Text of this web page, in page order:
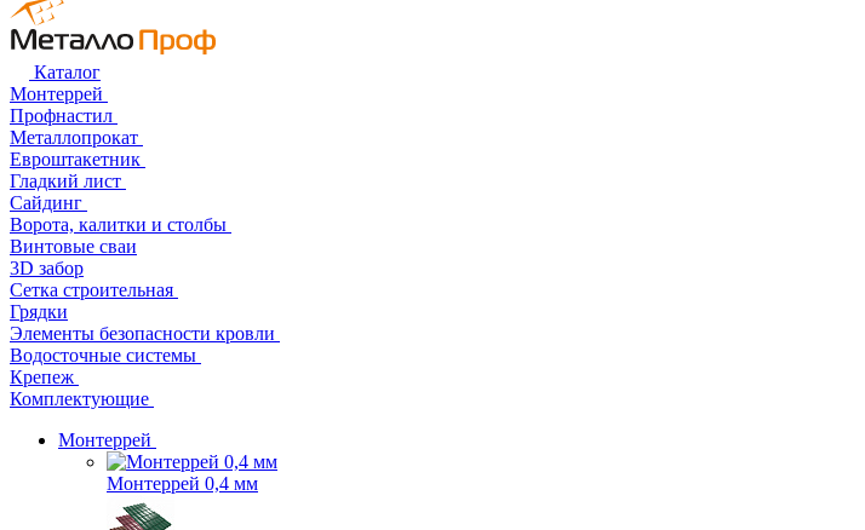
Каталог
Монтеррей
Профнастил
Металлопрокат
Евроштакетник
Гладкий лист
Сайдинг
Ворота, калитки и столбы
Винтовые сваи
3D забор
Сетка строительная
Грядки
Элементы безопасности кровли
Водосточные системы
Крепеж
Комплектующие
Монтеррей
Монтеррей 0,4 мм